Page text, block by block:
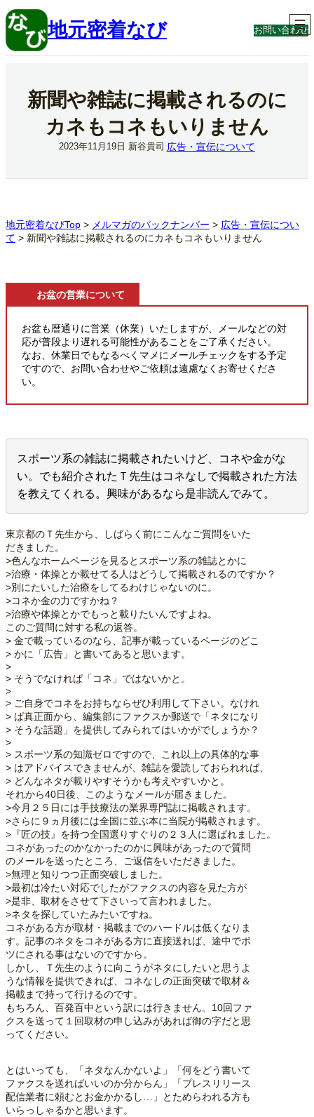
内
容
ス
地元密着なび お問い合わせ
新聞や雑誌に掲載されるのに
カネもコネもいりません
2023年11月19日 新谷貴司 広告・宣伝について
地元密着なびTop > メルマガのバックナンバー > 広告・宣伝につい
て > 新聞や雑誌に掲載されるのにカネもコネもいりません
お盆の営業について
お盆も暦通りに営業（休業）いたしますが、メールなどの対
応が普段より遅れる可能性があることをご了承ください。
なお、休業日でもなるべくマメにメールチェックをする予定
ですので、お問い合わせやご依頼は遠慮なくお寄せくださ
い。
スポーツ系の雑誌に掲載されたいけど、コネや金がな
い。でも紹介されたＴ先生はコネなしで掲載された方法
を教えてくれる。興味があるなら是非読んでみて。
東京都のＴ先生から、しばらく前にこんなご質問をいた
だきました。
>色んなホームページを見るとスポーツ系の雑誌とかに
>治療・体操とか載せてる人はどうして掲載されるのですか？
>別にたいした治療をしてるわけじゃないのに。
>コネか金の力ですかね？
>治療や体操とかでもっと載りたいんですよね。
このご質問に対する私の返答。
> 金で載っているのなら、記事が載っているページのどこ
> かに「広告」と書いてあると思います。
>
> そうでなければ「コネ」ではないかと。
>
> ご自身でコネをお持ちならぜひ利用して下さい。なけれ
> ば真正面から、編集部にファクスか郵送で「ネタになり
> そうな話題」を提供してみられてはいかがでしょうか？
>
> スポーツ系の知識ゼロですので、これ以上の具体的な事
> はアドバイスできませんが、雑誌を愛読しておられれば、
> どんなネタが載りやすそうかも考えやすいかと。
それから40日後、このようなメールが届きました。
>今月２５日には手技療法の業界専門誌に掲載されます。
>さらに９ヵ月後には全国に並ぶ本に当院が掲載されます。
>『匠の技』を持つ全国選りすぐりの２３人に選ばれました。
コネがあったのかなかったのかに興味があったので質問
のメールを送ったところ、ご返信をいただきました。
>無理と知りつつ正面突破しました。
>最初は冷たい対応でしたがファクスの内容を見た方が
>是非、取材をさせて下さいって言われました。
>ネタを探していたみたいですね。
コネがある方が取材・掲載までのハードルは低くなりま
す。記事のネタをコネがある方に直接送れば、途中でボ
ツにされる事はないのですから。
しかし、Ｔ先生のように向こうがネタにしたいと思うよ
うな情報を提供できれば、コネなしの正面突破で取材＆
掲載まで持って行けるのです。
もちろん、百発百中という訳には行きません。10回ファ
クスを送って１回取材の申し込みがあれば御の字だと思
ってください。
とはいっても、「ネタなんかないよ」「何をどう書いて
ファクスを送ればいいのか分からん」「プレスリリース
配信業者に頼むとお金かかるし…」とためらわれる方も
いらっしゃるかと思います。